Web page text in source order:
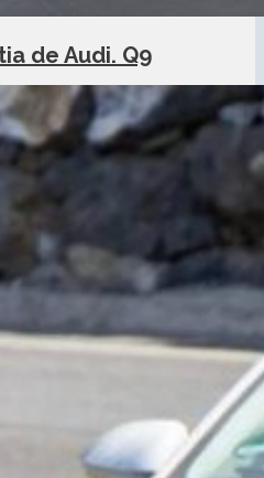
de Audi. Q9